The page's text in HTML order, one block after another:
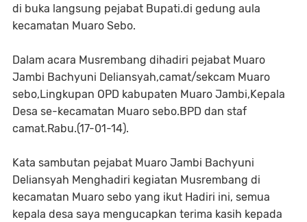
di buka langsung pejabat Bupati.di gedung aula
kecamatan Muaro Sebo.
Dalam acara Musrembang dihadiri pejabat Muaro
Jambi Bachyuni Deliansyah,camat/sekcam Muaro
sebo,Lingkupan OPD kabupaten Muaro Jambi,Kepala
Desa se-kecamatan Muaro sebo.BPD dan staf
camat.Rabu.(17-01-14).
Kata sambutan pejabat Muaro Jambi Bachyuni
Deliansyah Menghadiri kegiatan Musrembang di
kecamatan Muaro sebo yang ikut Hadiri ini, semua
kepala desa saya mengucapkan terima kasih kepada